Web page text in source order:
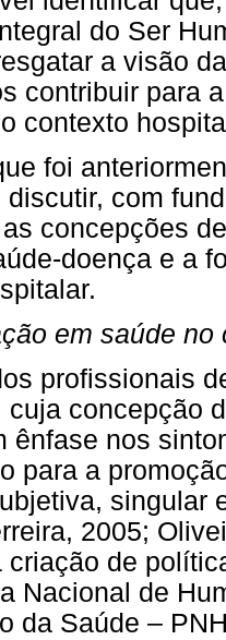
do Ser
a visão
contribuir para
contexto
foi
discutir, com
concepções
doença e a
em saúde no
profissionais
cuja concepção
ênfase nos
para a
singular
2005;
criação de
Nacional de
da Saúde –